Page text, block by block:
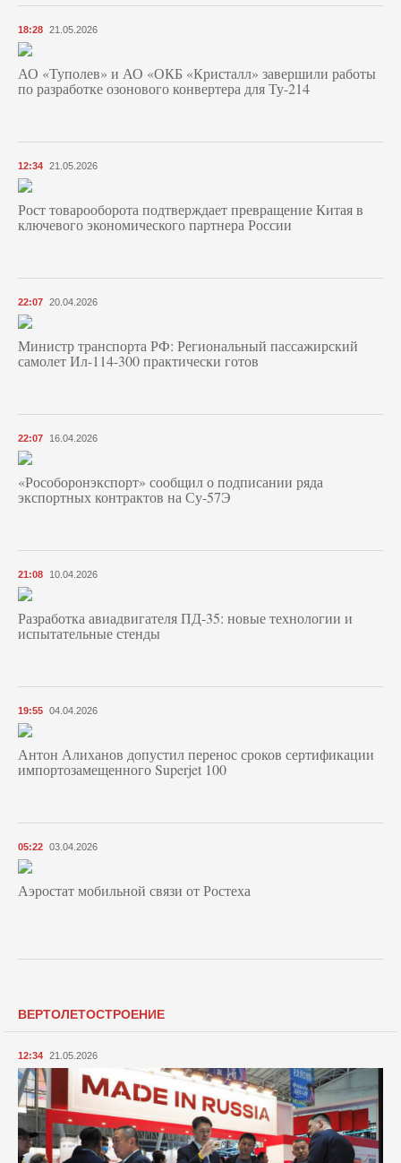
18:28 21.05.2026
АО «Туполев» и АО «ОКБ «Кристалл» завершили работы
по разработке озонового конвертера для Ту-214
12:34 21.05.2026
Рост товарооборота подтверждает превращение Китая в
ключевого экономического партнера России
22:07 20.04.2026
Министр транспорта РФ: Региональный пассажирский
самолет Ил-114-300 практически готов
22:07 16.04.2026
«Рособоронэкспорт» сообщил о подписании ряда
экспортных контрактов на Су-57Э
21:08 10.04.2026
Разработка авиадвигателя ПД-35: новые технологии и
испытательные стенды
19:55 04.04.2026
Антон Алиханов допустил перенос сроков сертификации
импортозамещенного Superjet 100
05:22 03.04.2026
Аэростат мобильной связи от Ростеха
ВЕРТОЛЕТОСТРОЕНИЕ
12:34 21.05.2026